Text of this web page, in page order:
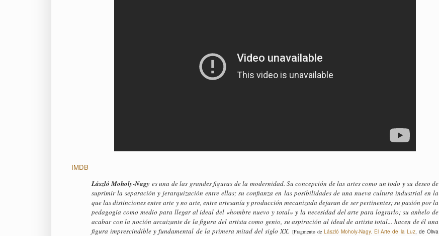
IMDB
László Moholy-Nagy es una de las grandes figuras de la modernidad. Su concepción de las artes como un todo y su deseo de
suprimir la separación y jerarquización entre ellas; su confianza en las posibilidades de una nueva cultura industrial en la
que las distinciones entre arte y no arte, entre artesanía y producción mecanizada dejaran de ser pertinentes; su pasión por la
pedagogía como medio para llegar al ideal del «hombre nuevo y total» y la necesidad del arte para lograrlo; su anhelo de
acabar con la noción arcaizante de la figura del artista como genio, su aspiración al ideal de artista total... hacen de él una
figura imprescindible y fundamental de la primera mitad del siglo XX. [Fragmento de László Moholy-Nagy. El Arte de la Luz, de Oliva